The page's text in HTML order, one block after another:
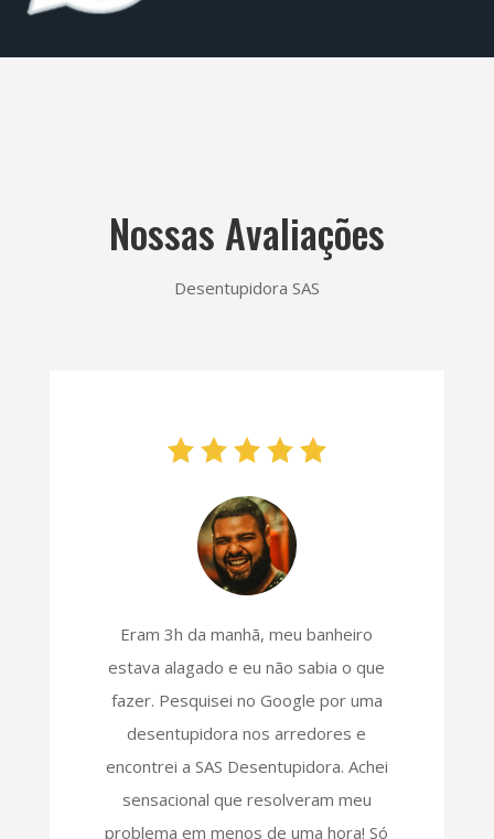
Nossas Avaliações
Desentupidora SAS
Eram 3h da manhã, meu banheiro
estava alagado e eu não sabia o que
fazer. Pesquisei no Google por uma
desentupidora nos arredores e
encontrei a SAS Desentupidora. Achei
sensacional que resolveram meu
problema em menos de uma hora! Só